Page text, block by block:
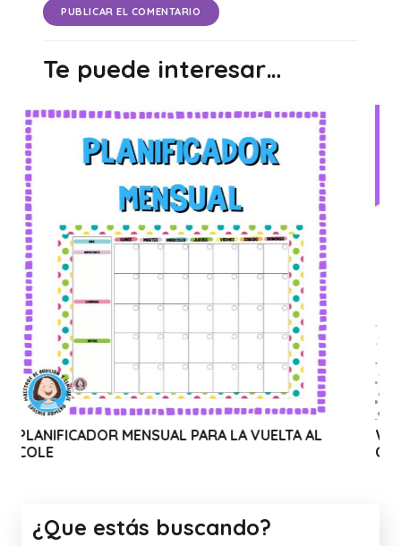
PUBLICAR EL COMENTARIO
Te puede interesar…
PARA LA VUELTA AL
WEBINAR
¿Que estás buscando?